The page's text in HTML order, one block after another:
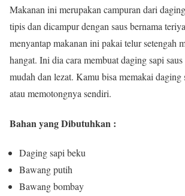
Makanan ini merupakan campuran dari
tipis dan dicampur dengan saus bernama
menyantap makanan ini pakai telur setengah
hangat. Ini dia cara membuat daging sapi
mudah dan lezat. Kamu bisa memakai daging
atau memotongnya sendiri.
Bahan yang Dibutuhkan :
Daging sapi beku
Bawang putih
Bawang bombay